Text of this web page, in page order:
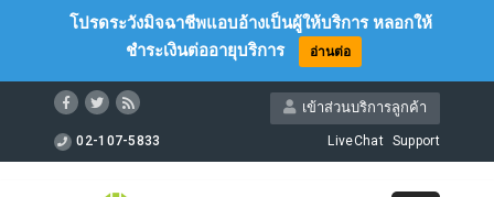
เข้าส่วนบริการลูกค้า
02-107-5833 LiveChat Support
โปรดระวังมิจฉาชีพแอบอ้างเป็นผู้ให้บริการ หลอกให้
ชำระเงินต่ออายุบริการ
อ่านต่อ